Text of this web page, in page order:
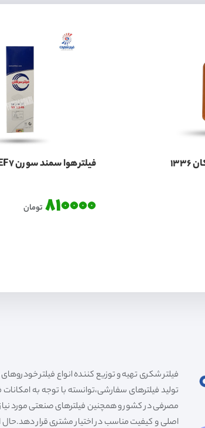
فیلتر هوا سمند سورن EF7 سرکان 1296
810000 تومان
تولید فیلترهای سفارشی،توانسته با توجه به
مصرفی در کشور و همچنین فیلترهای صنعتی مورد نیاز
اصلی و کیفیت مناسب در اختیار مشتری قرار دهد.حال